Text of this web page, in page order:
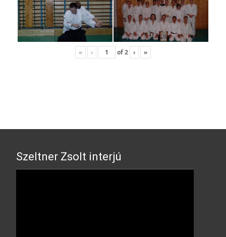
« ‹ of2 › »
Szeltner Zsolt interjú